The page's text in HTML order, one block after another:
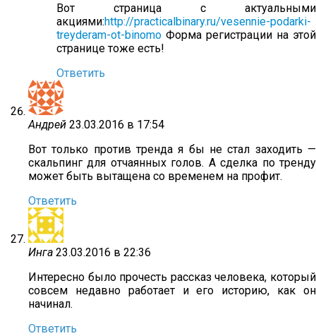
Вот страница с актуальными
акциями:http://practicalbinary.ru/vesennie-podarki-
treyderam-ot-binomo Форма регистрации на этой
странице тоже есть!
Ответить
Андрей 23.03.2016 в 17:54
Вот только против тренда я бы не стал заходить —
скальпинг для отчаянных голов. А сделка по тренду
может быть вытащена со временем на профит.
Ответить
Инга 23.03.2016 в 22:36
Интересно было прочесть рассказ человека, который
совсем недавно работает и его историю, как он
начинал.
Ответить